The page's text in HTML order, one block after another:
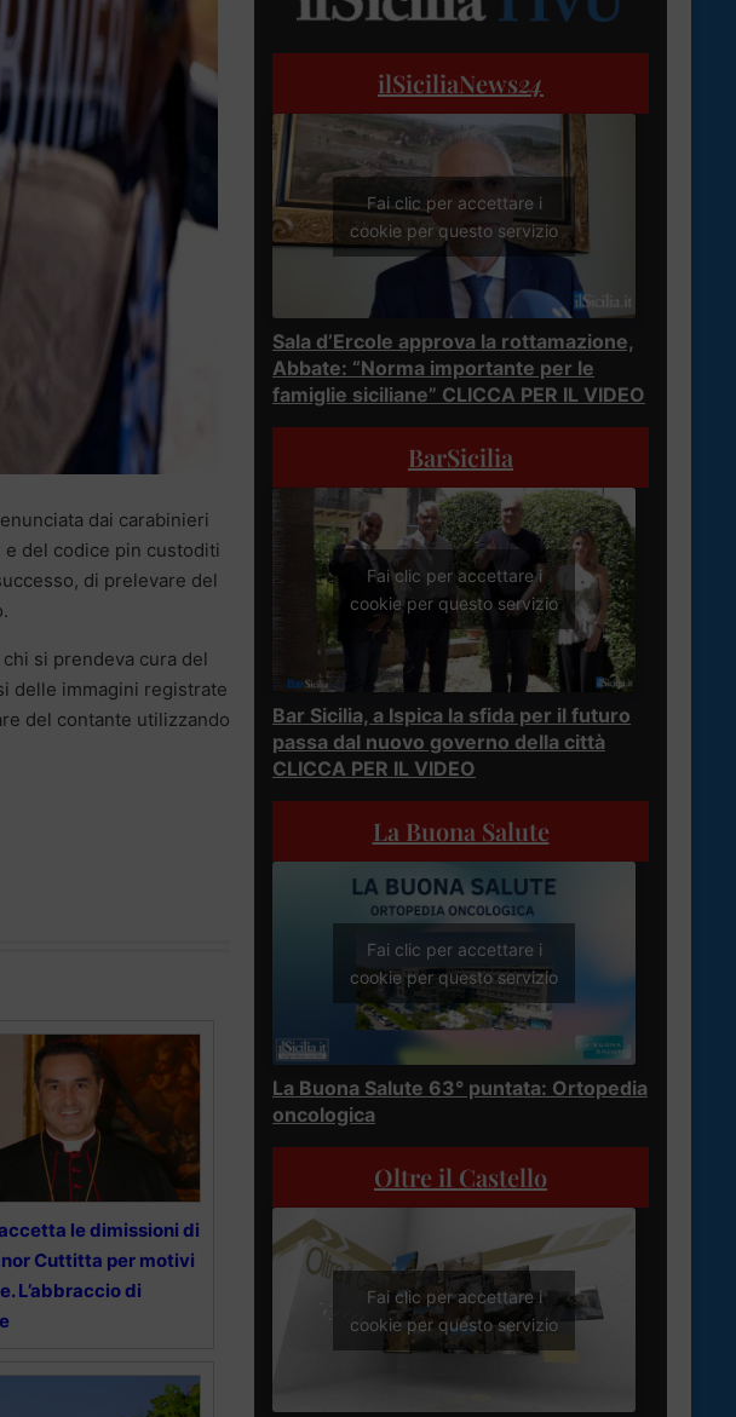
dai carabinieri
e del codice pin custoditi
di prelevare del
si prendeva cura del
delle immagini registrate
del contante utilizzando
le dimissioni di
Cuttitta per motivi
L’abbraccio di
ilSiciliaNews24
Fai clic per accettare i
cookie per questo servizio
Sala d’Ercole approva la rottamazione,
Abbate: “Norma importante per le
famiglie siciliane” CLICCA PER IL VIDEO
BarSicilia
Fai clic per accettare i
cookie per questo servizio
Bar Sicilia, a Ispica la sfida per il futuro
passa dal nuovo governo della città
CLICCA PER IL VIDEO
La Buona Salute
Fai clic per accettare i
cookie per questo servizio
La Buona Salute 63° puntata: Ortopedia
oncologica
Oltre il Castello
Fai clic per accettare i
cookie per questo servizio